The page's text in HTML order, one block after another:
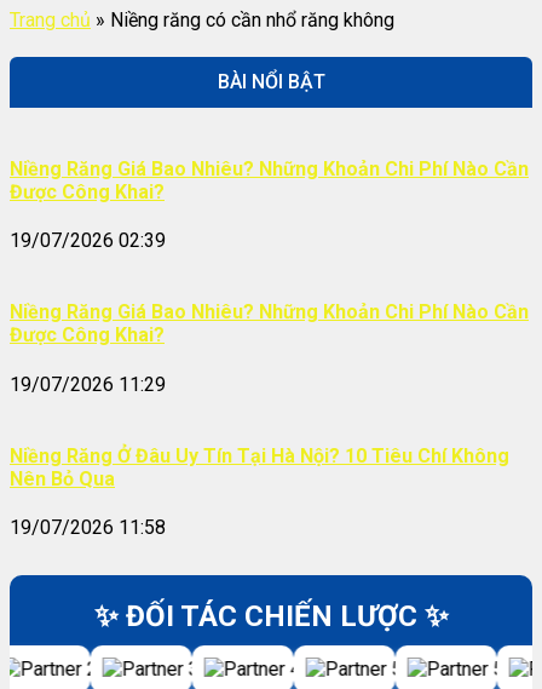
Trang chủ » Niềng răng có cần nhổ răng không
BÀI NỔI BẬT
Niềng Răng Giá Bao Nhiêu? Những Khoản Chi Phí Nào Cần
Được Công Khai?
19/07/2026 02:39
Niềng Răng Giá Bao Nhiêu? Những Khoản Chi Phí Nào Cần
Được Công Khai?
19/07/2026 11:29
Niềng Răng Ở Đâu Uy Tín Tại Hà Nội? 10 Tiêu Chí Không
Nên Bỏ Qua
19/07/2026 11:58
✨ ĐỐI TÁC CHIẾN LƯỢC ✨